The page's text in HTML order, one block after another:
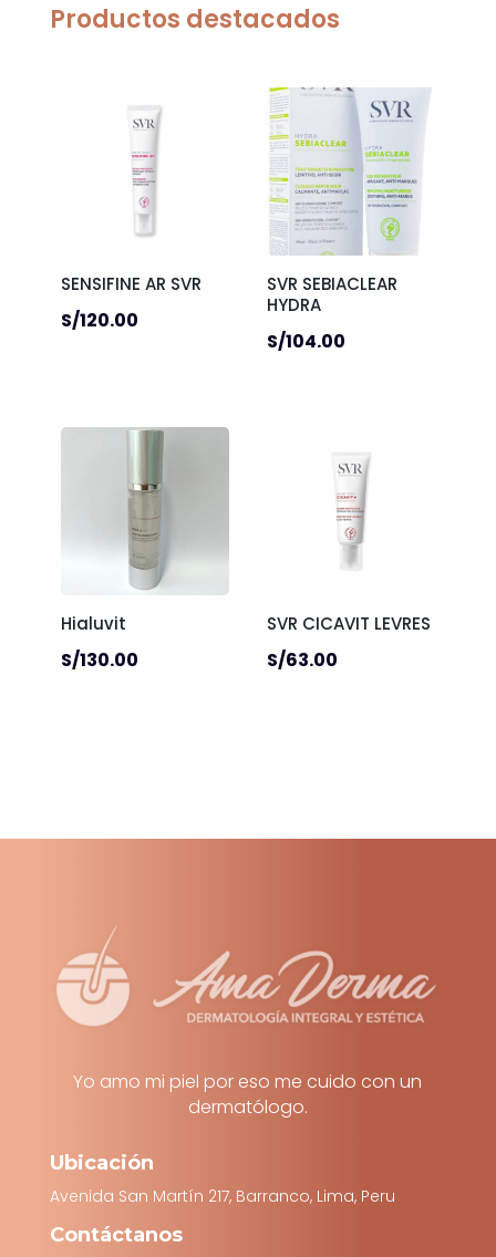
Productos destacados
SENSIFINE AR SVR
S/120.00
SVR SEBIACLEAR
HYDRA
S/104.00
Hialuvit
S/130.00
SVR CICAVIT LEVRES
S/63.00
Yo amo mi piel por eso me cuido con un
dermatólogo.
Ubicación
Avenida San Martín 217, Barranco, Lima, Peru
Contáctanos